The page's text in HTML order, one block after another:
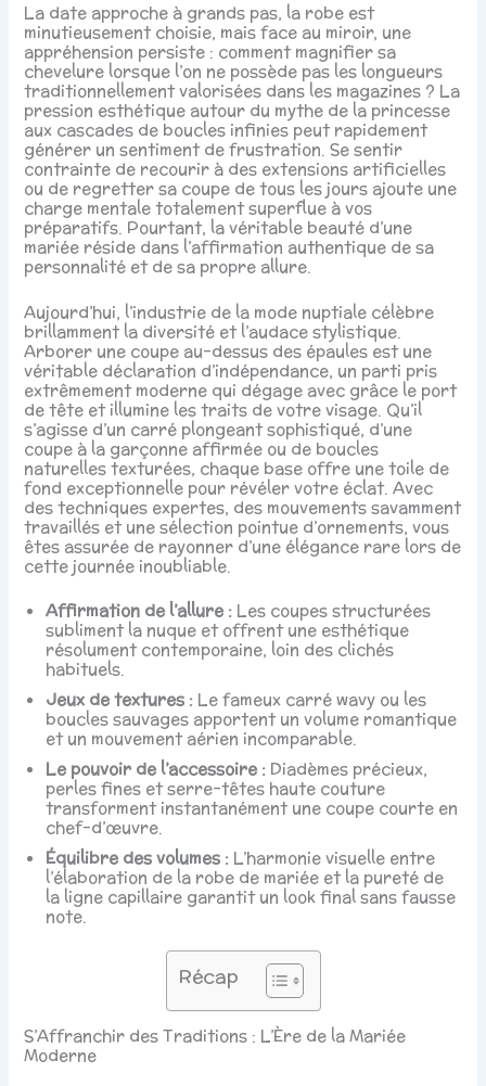
La date approche à grands pas, la robe est
minutieusement choisie, mais face au miroir, une
appréhension persiste : comment magnifier sa
chevelure lorsque l’on ne possède pas les longueurs
traditionnellement valorisées dans les magazines ? La
pression esthétique autour du mythe de la princesse
aux cascades de boucles infinies peut rapidement
générer un sentiment de frustration. Se sentir
contrainte de recourir à des extensions artificielles
ou de regretter sa coupe de tous les jours ajoute une
charge mentale totalement superflue à vos
préparatifs. Pourtant, la véritable beauté d’une
mariée réside dans l’affirmation authentique de sa
personnalité et de sa propre allure.
Aujourd’hui, l’industrie de la mode nuptiale célèbre
brillamment la diversité et l’audace stylistique.
Arborer une coupe au-dessus des épaules est une
véritable déclaration d’indépendance, un parti pris
extrêmement moderne qui dégage avec grâce le port
de tête et illumine les traits de votre visage. Qu’il
s’agisse d’un carré plongeant sophistiqué, d’une
coupe à la garçonne affirmée ou de boucles
naturelles texturées, chaque base offre une toile de
fond exceptionnelle pour révéler votre éclat. Avec
des techniques expertes, des mouvements savamment
travaillés et une sélection pointue d’ornements, vous
êtes assurée de rayonner d’une élégance rare lors de
cette journée inoubliable.
Affirmation de l’allure : Les coupes structurées
subliment la nuque et offrent une esthétique
résolument contemporaine, loin des clichés
habituels.
Jeux de textures : Le fameux carré wavy ou les
boucles sauvages apportent un volume romantique
et un mouvement aérien incomparable.
Le pouvoir de l’accessoire : Diadèmes précieux,
perles fines et serre-têtes haute couture
transforment instantanément une coupe courte en
chef-d’œuvre.
Équilibre des volumes : L’harmonie visuelle entre
l’élaboration de la robe de mariée et la pureté de
la ligne capillaire garantit un look final sans fausse
note.
Récap
S’Affranchir des Traditions : L’Ère de la Mariée
Moderne